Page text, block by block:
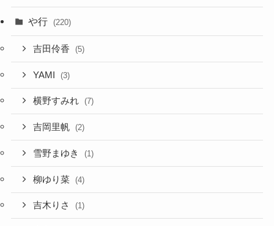
や行 (220)
吉田伶香 (5)
YAMI (3)
横野すみれ (7)
吉岡里帆 (2)
雪野まゆき (1)
柳ゆり菜 (4)
吉木りさ (1)